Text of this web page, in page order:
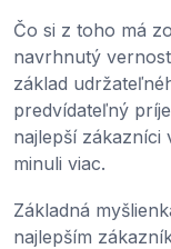
Čo si z toho má
navrhnutý
základ
predvídateľný
najlepší zákazníci
minuli viac.
Základná
najlepším